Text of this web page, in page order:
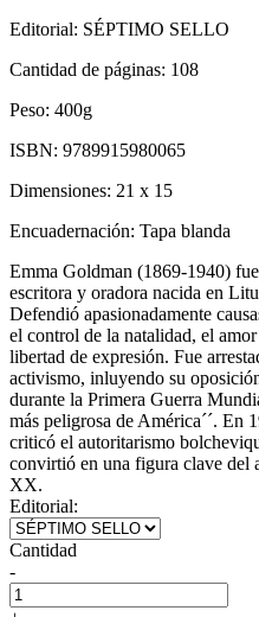
Editorial: SÉPTIMO SELLO
Cantidad de páginas: 108
Peso: 400g
ISBN: 9789915980065
Dimensiones: 21 x 15
Encuadernación: Tapa blanda
Emma Goldman (1869-1940)
escritora y oradora nacida en
Defendió apasionadamente
el control de la natalidad, el
libertad de expresión. Fue
activismo, inluyendo su
durante la Primera Guerra
más peligrosa de América´´. En
criticó el autoritarismo
convirtió en una figura clave del
XX.
Editorial:
Cantidad
-